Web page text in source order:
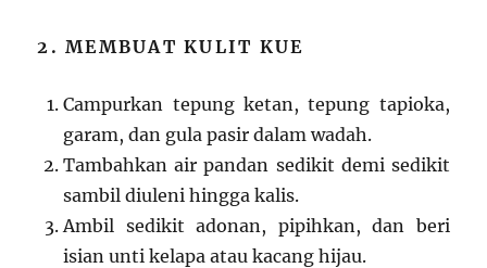
2. MEMBUAT KULIT KUE
Campurkan tepung ketan, tepung tapioka,
garam, dan gula pasir dalam wadah.
Tambahkan air pandan sedikit demi sedikit
sambil diuleni hingga kalis.
Ambil sedikit adonan, pipihkan, dan beri
isian unti kelapa atau kacang hijau.